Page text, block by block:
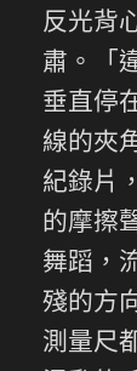
反光背
肅。「
垂直停
線的夾
紀錄片
的摩擦
舞蹈，
殘的方
測量尺